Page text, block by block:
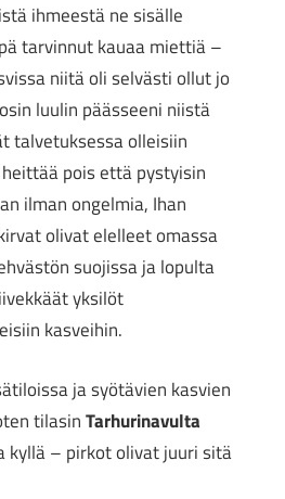
ihmeestä ne sisälle
tarvinnut kauaa miettiä –
niitä oli selvästi ollut jo
luulin päässeeni niistä
talvetuksessa olleisiin
pois että pystyisin
ilman ongelmia, Ihan
olivat elelleet omassa
suojissa ja lopulta
yksilöt
kasveihin.
ja syötävien kasvien
tilasinTarhurinavulta
kyllä – pirkot olivat juuri sitä